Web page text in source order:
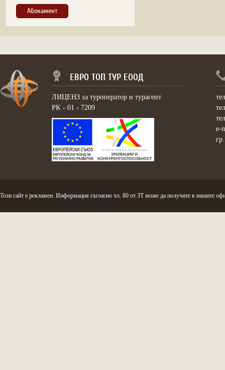
ЕВРО ТОП ТУР ЕООД
ЛИЦЕНЗ за туроператор и турагент
PK - 01 - 7209
e-
Този сайт е рекламен. Информация съгласно чл. 80 от ЗТ може да получите в нашите